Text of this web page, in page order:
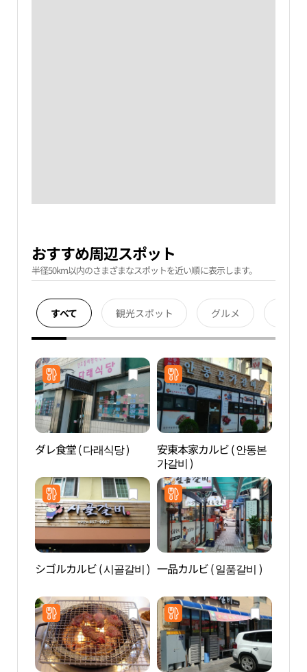
おすすめ周辺スポット
半径50km以内のさまざまなスポットを近い順に表示します。
すべて 観光スポット グルメ
ダレ食堂 ( 다래식당 )
安東本家カルビ ( 안동본
가갈비 )
シゴルカルビ ( 시골갈비 ) 一品カルビ ( 일품갈비 )